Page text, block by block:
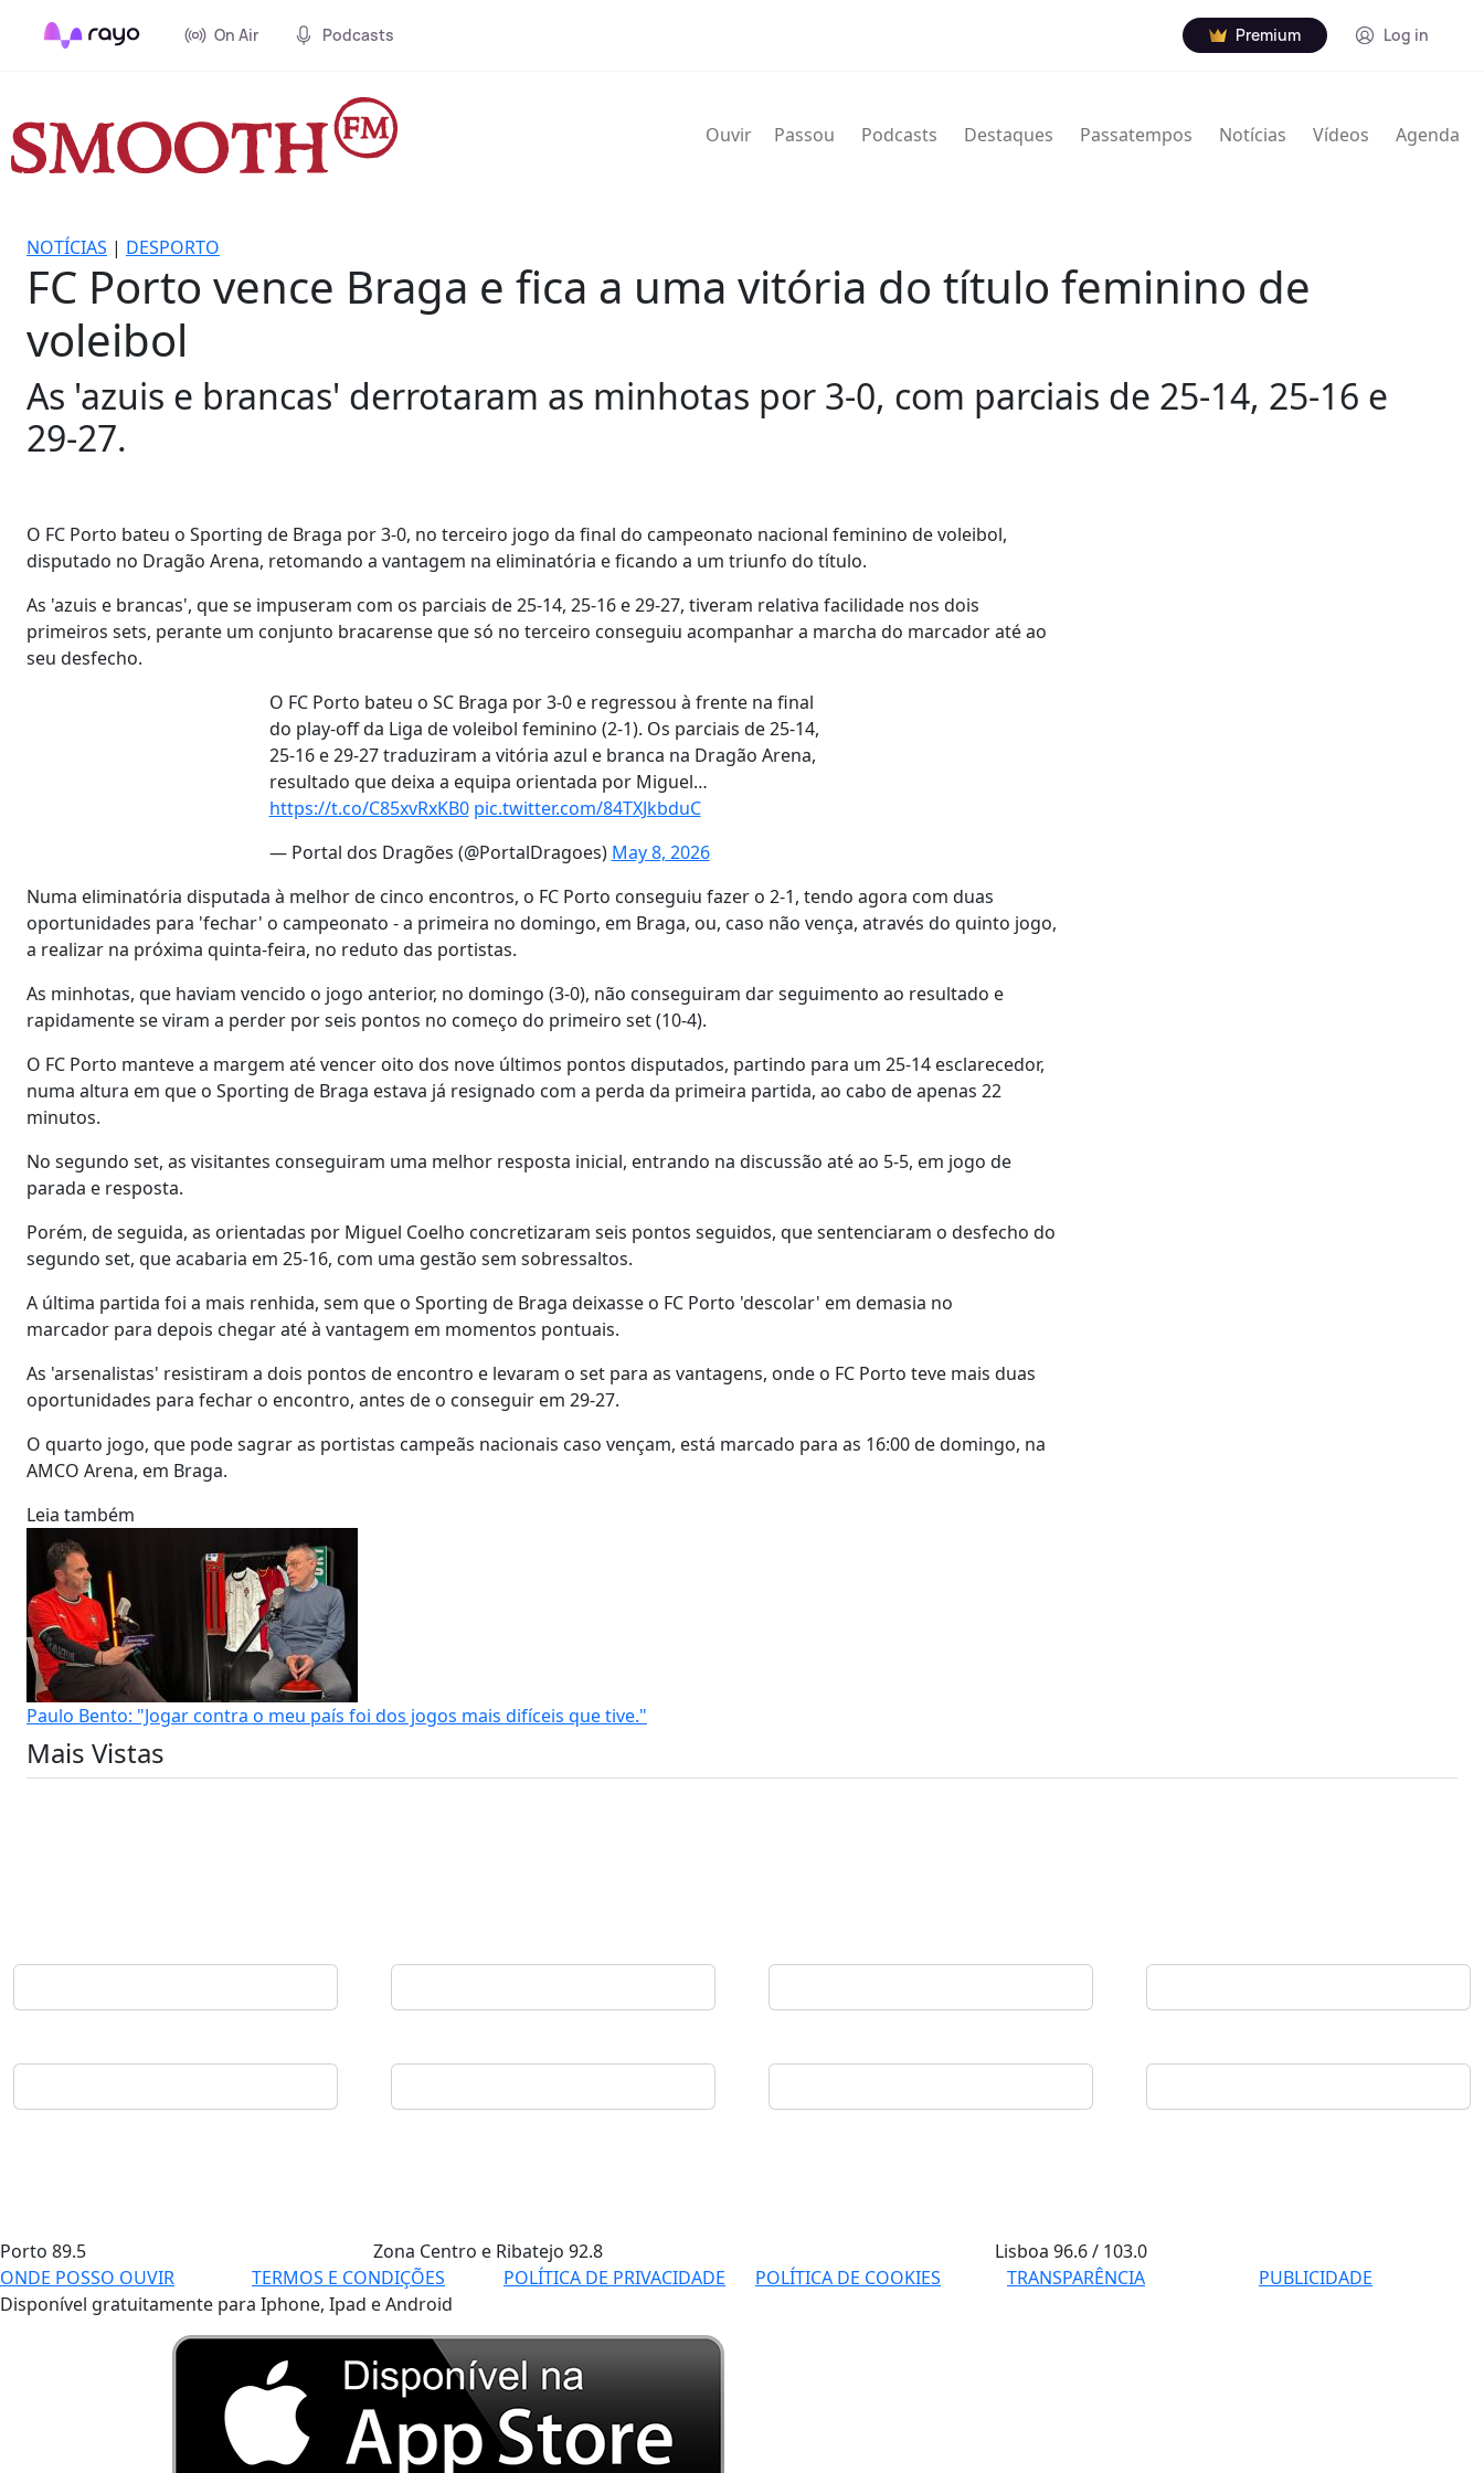
On Air Podcasts Premium Log in
Ouvir Passou Podcasts Destaques Passatempos Notícias Vídeos Agenda
NOTÍCIAS | DESPORTO
FC Porto vence Braga e fica a uma vitória do título feminino de
voleibol
As 'azuis e brancas' derrotaram as minhotas por 3-0, com parciais de 25-14, 25-16 e
29-27.
O FC Porto bateu o Sporting de Braga por 3-0, no terceiro jogo da final do campeonato nacional feminino de voleibol,
disputado no Dragão Arena, retomando a vantagem na eliminatória e ficando a um triunfo do título.
As 'azuis e brancas', que se impuseram com os parciais de 25-14, 25-16 e 29-27, tiveram relativa facilidade nos dois
primeiros sets, perante um conjunto bracarense que só no terceiro conseguiu acompanhar a marcha do marcador até ao
seu desfecho.
O FC Porto bateu o SC Braga por 3-0 e regressou à frente na final
do play-off da Liga de voleibol feminino (2-1). Os parciais de 25-14,
25-16 e 29-27 traduziram a vitória azul e branca na Dragão Arena,
resultado que deixa a equipa orientada por Miguel…
https://t.co/C85xvRxKB0 pic.twitter.com/84TXJkbduC
— Portal dos Dragões (@PortalDragoes) May 8, 2026
Numa eliminatória disputada à melhor de cinco encontros, o FC Porto conseguiu fazer o 2-1, tendo agora com duas
oportunidades para 'fechar' o campeonato - a primeira no domingo, em Braga, ou, caso não vença, através do quinto jogo,
a realizar na próxima quinta-feira, no reduto das portistas.
As minhotas, que haviam vencido o jogo anterior, no domingo (3-0), não conseguiram dar seguimento ao resultado e
rapidamente se viram a perder por seis pontos no começo do primeiro set (10-4).
O FC Porto manteve a margem até vencer oito dos nove últimos pontos disputados, partindo para um 25-14 esclarecedor,
numa altura em que o Sporting de Braga estava já resignado com a perda da primeira partida, ao cabo de apenas 22
minutos.
No segundo set, as visitantes conseguiram uma melhor resposta inicial, entrando na discussão até ao 5-5, em jogo de
parada e resposta.
Porém, de seguida, as orientadas por Miguel Coelho concretizaram seis pontos seguidos, que sentenciaram o desfecho do
segundo set, que acabaria em 25-16, com uma gestão sem sobressaltos.
A última partida foi a mais renhida, sem que o Sporting de Braga deixasse o FC Porto 'descolar' em demasia no
marcador para depois chegar até à vantagem em momentos pontuais.
As 'arsenalistas' resistiram a dois pontos de encontro e levaram o set para as vantagens, onde o FC Porto teve mais duas
oportunidades para fechar o encontro, antes de o conseguir em 29-27.
O quarto jogo, que pode sagrar as portistas campeãs nacionais caso vençam, está marcado para as 16:00 de domingo, na
AMCO Arena, em Braga.
Leia também
Paulo Bento: "Jogar contra o meu país foi dos jogos mais difíceis que tive."
Mais Vistas
Porto 89.5 Zona Centro e Ribatejo 92.8 Lisboa96.6 / 103.0
ONDE POSSO OUVIR
TERMOS E CONDIÇÕES POLÍTICA DE PRIVACIDADE POLÍTICA DE COOKIES TRANSPARÊNCIA
PUBLICIDADE
Disponível gratuitamente para Iphone, Ipad e Android